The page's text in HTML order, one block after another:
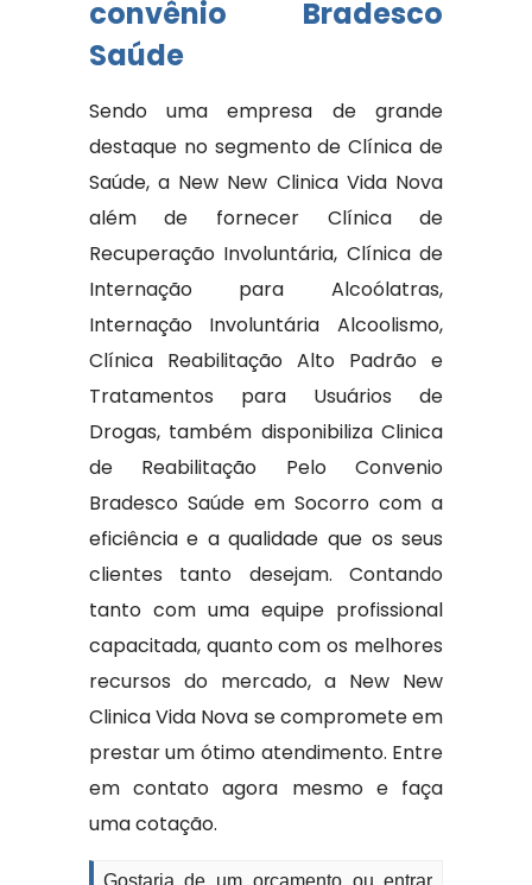
convênio Bradesco
Saúde
Sendo uma empresa de grande
destaque no segmento de Clínica de
Saúde, a New New Clinica Vida Nova
além de fornecer Clínica de
Recuperação Involuntária, Clínica de
Internação para Alcoólatras,
Internação Involuntária Alcoolismo,
Clínica Reabilitação Alto Padrão e
Tratamentos para Usuários de
Drogas, também disponibiliza Clinica
de Reabilitação Pelo Convenio
Bradesco Saúde em Socorro com a
eficiência e a qualidade que os seus
clientes tanto desejam. Contando
tanto com uma equipe profissional
capacitada, quanto com os melhores
recursos do mercado, a New New
Clinica Vida Nova se compromete em
prestar um ótimo atendimento. Entre
em contato agora mesmo e faça
uma cotação.
Gostaria de um orçamento ou entrar